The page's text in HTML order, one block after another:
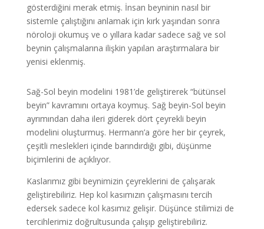
gösterdiğini merak etmiş. İnsan beyninin nasıl bir
sistemle çalıştığını anlamak için kırk yaşından sonra
nöroloji okumuş ve o yıllara kadar sadece sağ ve sol
beynin çalışmalarına ilişkin yapılan araştırmalara bir
yenisi eklenmiş.
Sağ-Sol beyin modelini 1981’de geliştirerek “bütünsel
beyin” kavramını ortaya koymuş. Sağ beyin-Sol beyin
ayrımından daha ileri giderek dört çeyrekli beyin
modelini oluşturmuş. Hermann’a göre her bir çeyrek,
çeşitli meslekleri içinde barındırdığı gibi, düşünme
biçimlerini de açıklıyor.
Kaslarımız gibi beynimizin çeyreklerini de çalışarak
geliştirebiliriz. Hep kol kasımızın çalışmasını tercih
edersek sadece kol kasımız gelişir. Düşünce stilimizi de
tercihlerimiz doğrultusunda çalışıp geliştirebiliriz.